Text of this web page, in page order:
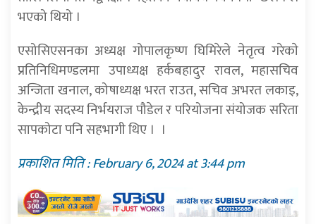
भएको थियो ।
एसोसिएसनका अध्यक्ष गोपालकृष्ण घिमिरेले नेतृत्व गरेकाे
प्रतिनिधिमण्डलमा उपाध्यक्ष हर्कबहादुर रावल, महासचिव
अन्जिता खनाल, कोषाध्यक्ष भरत राउत, सचिव अभरत लकाइ,
केन्द्रीय सदस्य निर्भयराज पौडेल र परियोजना संयोजक सरिता
सापकोटा पनि सहभागी थिए । ।
प्रकाशित मिति : February 6, 2024 at 3:44 pm